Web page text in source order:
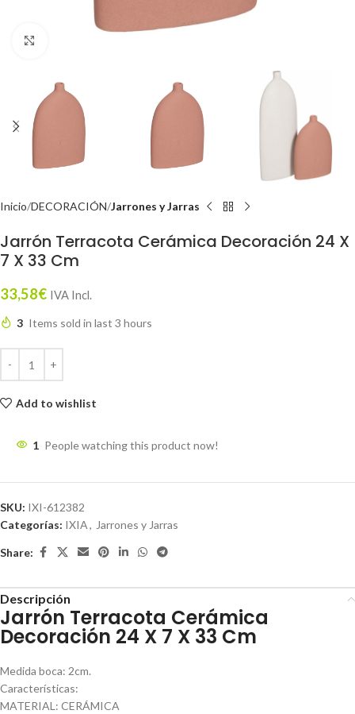
Inicio DECORACIÓN Jarrones y Jarras
Jarrón Terracota Cerámica Decoración 24 X
7 X 33 Cm
33,58€ IVA Incl.
3 Items sold in last 3 hours
Add to wishlist
1 People watching this product now!
SKU: IXI-612382
Categorías: IXIA, Jarrones y Jarras
Share:
Descripción
Jarrón Terracota Cerámica
Decoración 24 X 7 X 33 Cm
Medida boca: 2cm.
Características:
MATERIAL: CERÁMICA